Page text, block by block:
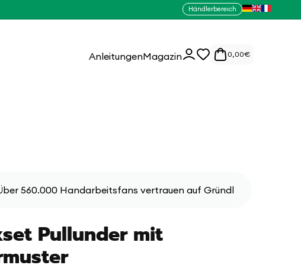
Händlerbereich
AnleitungenMagazinEinloggen 0,00€
0
Artikel
560.000 Handarbeitsfans vertrauen auf Gründl
Pullunder mit